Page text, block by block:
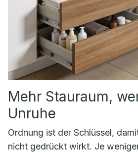
Mehr Stauraum,
Unruhe
Ordnung ist der Schlüssel,
nicht gedrückt wirkt. Je